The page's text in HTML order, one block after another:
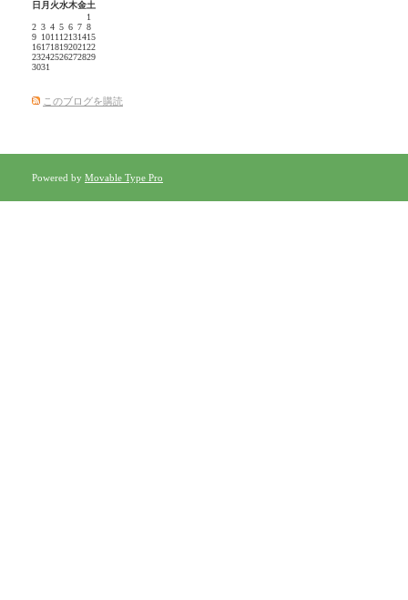
日 月 火水木金土
1
2 3 4 5 6 7 8
9 1011 12131415
16171819202122
23242526272829
3031
このブログを購読
Powered by Movable Type Pro